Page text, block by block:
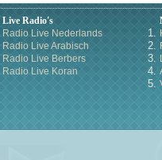
Live Radio's
Radio Live Nederlands
Radio Live Arabisch
Radio Live Berbers
Radio Live Koran